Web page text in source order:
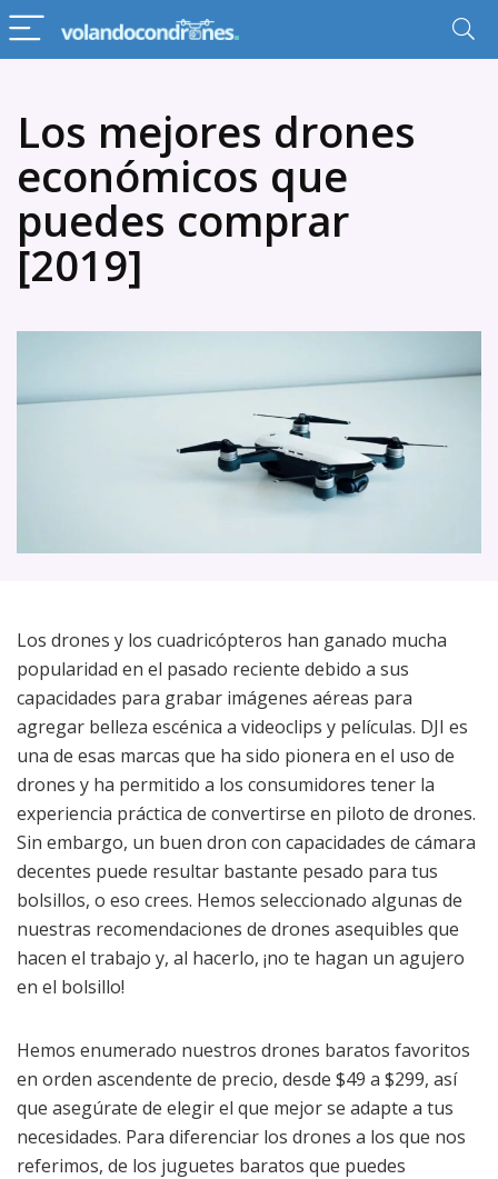
Los mejores drones
económicos que
puedes comprar
[2019]
Los drones y los cuadricópteros han ganado mucha
popularidad en el pasado reciente debido a sus
capacidades para grabar imágenes aéreas para
agregar belleza escénica a videoclips y películas. DJI es
una de esas marcas que ha sido pionera en el uso de
drones y ha permitido a los consumidores tener la
experiencia práctica de convertirse en piloto de drones.
Sin embargo, un buen dron con capacidades de cámara
decentes puede resultar bastante pesado para tus
bolsillos, o eso crees. Hemos seleccionado algunas de
nuestras recomendaciones de drones asequibles que
hacen el trabajo y, al hacerlo, ¡no te hagan un agujero
en el bolsillo!
Hemos enumerado nuestros drones baratos favoritos
en orden ascendente de precio, desde $49 a $299, así
que asegúrate de elegir el que mejor se adapte a tus
necesidades. Para diferenciar los drones a los que nos
referimos, de los juguetes baratos que puedes